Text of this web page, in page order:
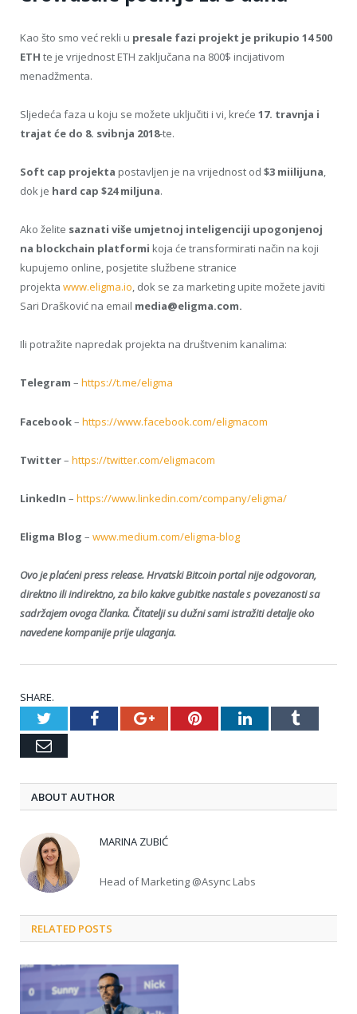
Kao što smo već rekli u presale fazi projekt je prikupio 14 500
ETH te je vrijednost ETH zaključana na 800$ incijativom
menadžmenta.
Sljedeća faza u koju se možete uključiti i vi, kreće 17. travnja i
trajat će do 8. svibnja 2018-te.
Soft cap projekta postavljen je na vrijednost od $3 miilijuna,
dok je hard cap $24 miljuna.
Ako želite saznati više umjetnoj inteligenciji upogonjenoj
na blockchain platformi koja će transformirati način na koji
kupujemo online, posjetite službene stranice
projekta www.eligma.io, dok se za marketing upite možete javiti
Sari Drašković na email media@eligma.com.
Ili potražite napredak projekta na društvenim kanalima:
Telegram – https://t.me/eligma
Facebook– https://www.facebook.com/eligmacom
Twitter– https://twitter.com/eligmacom
LinkedIn – https://www.linkedin.com/company/eligma/
Eligma Blog – www.medium.com/eligma-blog
Ovo je plaćeni press release. Hrvatski Bitcoin portal nije odgovoran,
direktno ili indirektno, za bilo kakve gubitke nastale s povezanosti sa
sadržajem ovoga članka. Čitatelji su dužni sami istražiti detalje oko
navedene kompanije prije ulaganja.
SHARE.
TwitterFacebookGoogle+PinterestLinkedInTumblr
Email
ABOUT AUTHOR
MARINA ZUBIĆ
Head of Marketing @Async Labs
RELATED POSTS